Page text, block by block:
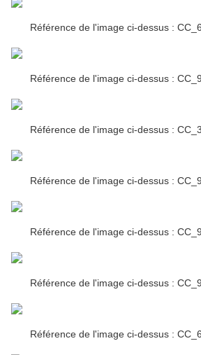
Référence de l'image ci-dessus :
Référence de l'image ci-dessus :
Référence de l'image ci-dessus :
Référence de l'image ci-dessus :
Référence de l'image ci-dessus :
Référence de l'image ci-dessus :
Référence de l'image ci-dessus :